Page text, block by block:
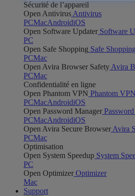
Sécurité de l’appareil
Open Antivirus Antivirus
PCMacAndroidiOS
Open Software Updater Software
PC
Open Safe Shopping Safe Shopping
PCMac
Open Avira Browser Safety Avira
PCMac
Confidentialité en ligne
Open Phantom VPN Phantom VPN
PCMacAndroidiOS
Open Password Manager
PCMacAndroidiOS
Open Avira Secure Browser Avira
PCMac
Optimisation
Open System Speedup System
PC
Open Optimizer Optimizer
Mac
Support